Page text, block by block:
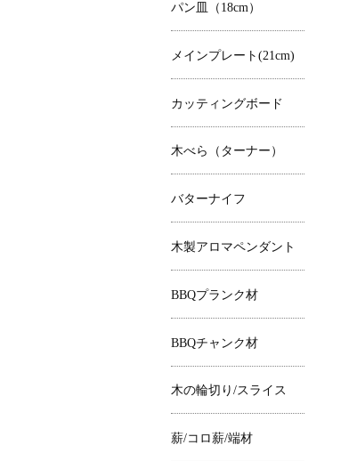
パン皿（18cm）
メインプレート(21cm)
カッティングボード
木べら（ターナー）
バターナイフ
木製アロマペンダント
BBQプランク材
BBQチャンク材
木の輪切り/スライス
薪/コロ薪/端材